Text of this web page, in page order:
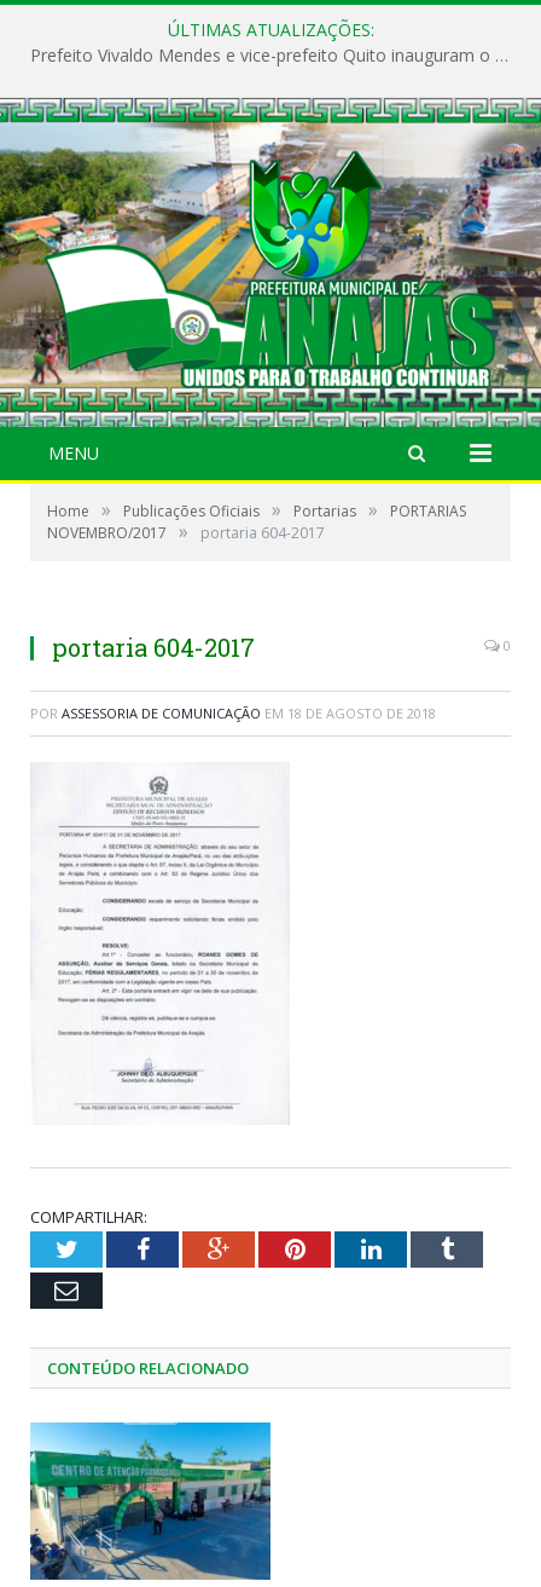
ÚLTIMAS ATUALIZAÇÕES:
Prefeito Vivaldo Mendes e vice-prefeito Quito inauguram o CAPS e fortalecem a saúde pública em Anajás.
MENU
Home » Publicações Oficiais » Portarias »
PORTARIAS
NOVEMBRO/2017
» portaria 604-2017
portaria 604-2017 0
POR ASSESSORIA DE COMUNICAÇÃO EM 18 DE AGOSTO DE 2018
COMPARTILHAR:
TwitterFacebookGoogle+PinterestLinkedInTumblr
Email
CONTEÚDO RELACIONADO